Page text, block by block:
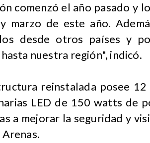
comenzó el año pasado y
marzo de este año.
desde otros países y
nuestra región", indicó.
reinstalada posee
LED de 150 watts de
a mejorar la seguridad y